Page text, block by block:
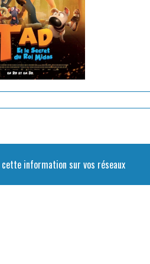
information sur vos réseaux